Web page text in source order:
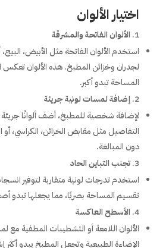
اختيار الألوان
الألوان الفاتحة والمشرقة
استخدم الألوان الفاتحة مثل الأبيض، البيج،
لجدران وخزائن المطبخ. هذه الألوان
المساحة تبدو أكبر.
إضافة لمسات لونية جريئة
لإضافة شخصية للمطبخ، أضف ألوانًا جريئة
التفاصيل مثل مقابض الخزائن، الكراسي، أو
دون المبالغة.
تجنب التباين الحاد
استخدم تدرجات لونية متقاربة لتوفير
تقسيم المساحة بصريًا، مما يجعلها تبدو
الأسطح العاكسة
الألوان اللامعة أو التشطيبات المطفية مع
الإضاءة الطبيعية وتجعل المطبخ يبدو أكثر